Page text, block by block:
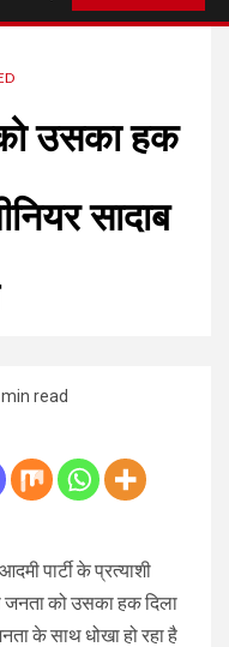
उसका हक
सादाब
read
पार्टी के प्रत्याशी
को उसका हक दिला
के साथ धोखा हो रहा है